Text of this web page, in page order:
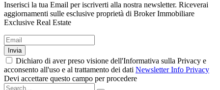
Inserisci la tua Email per iscriverti alla nostra newsletter. Riceverai
aggiornamenti sulle esclusive proprietà di Broker Immobiliare
Exclusive Real Estate
Invia
Dichiaro di aver preso visione dell'Informativa sulla Privacy e
acconsento all'uso e al trattamento dei dati Newsletter Info Privacy
Devi accettare questo campo per procedere